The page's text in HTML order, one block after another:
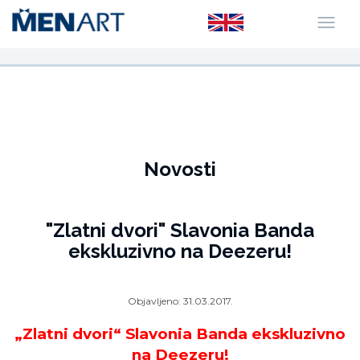
Novosti
"Zlatni dvori" Slavonia Banda
ekskluzivno na Deezeru!
Objavljeno: 31.03.2017.
„Zlatni dvori“ Slavonia Banda ekskluzivno
na Deezeru!